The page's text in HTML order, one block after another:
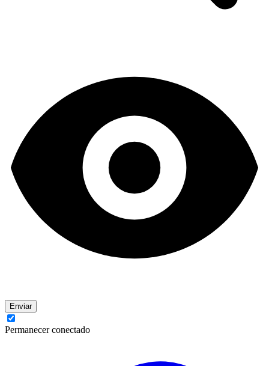
Enviar
Permanecer conectado